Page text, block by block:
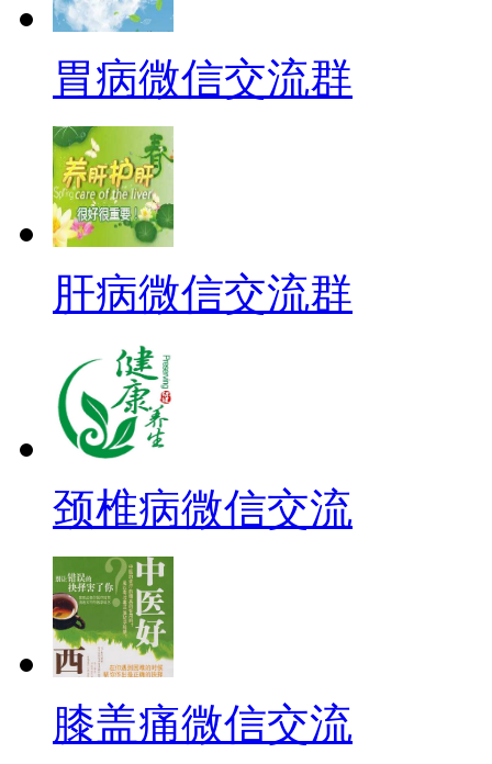
胃病微信交流群
肝病微信交流群
颈椎病微信交流
膝盖痛微信交流